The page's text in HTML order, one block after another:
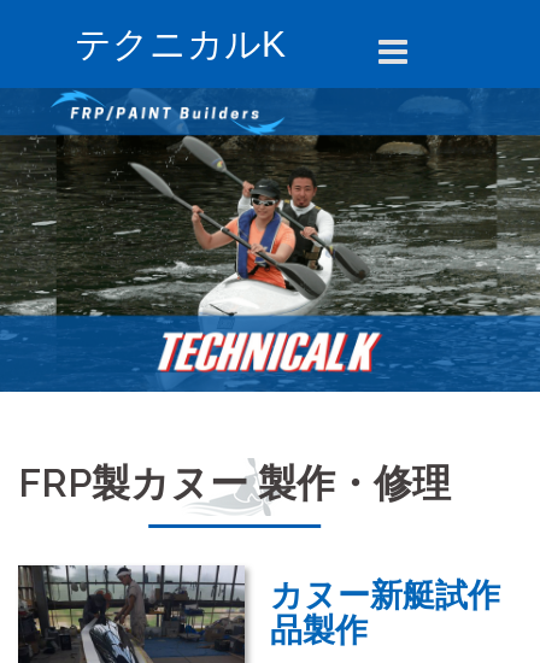
ン
ツ
へ
ス
キ
ッ
プ
テクニカルK
FRP製カヌー 製作・修理
カヌー新艇試作
品製作